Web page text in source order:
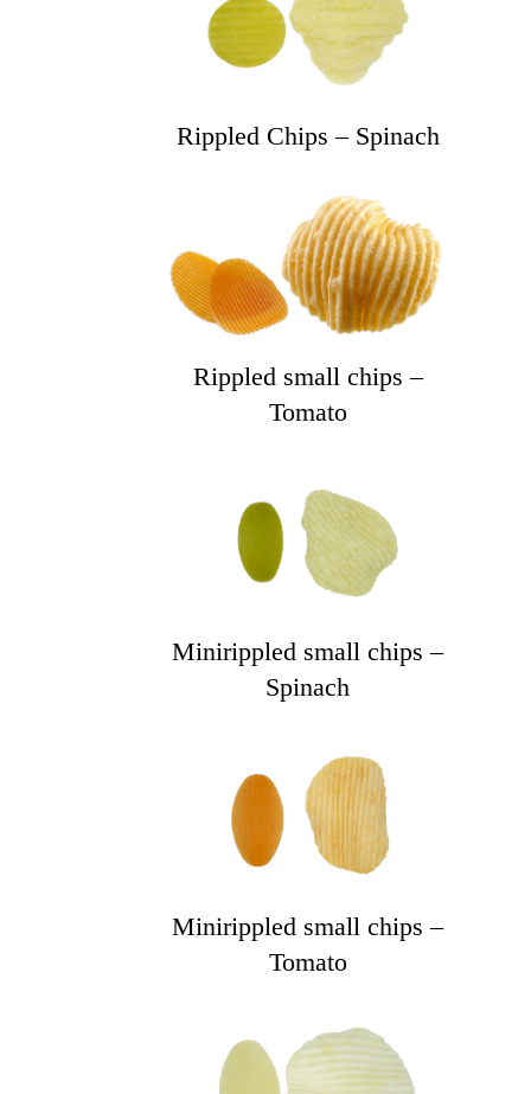
Rippled Chips – Spinach
Rippled small chips –
Tomato
Minirippled small chips –
Spinach
Minirippled small chips –
Tomato